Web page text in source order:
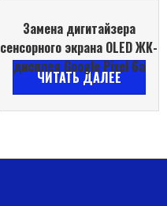
Замена дигитайзера
сенсорного экрана OLED ЖК-
дисплея Google Pixel 6a
ЧИТАТЬ ДАЛЕЕ